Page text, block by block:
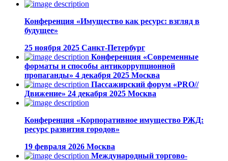
Конференция «Имущество как ресурс: взгляд в
будущее»
25 ноября 2025 Санкт-Петербург
Конференция «Современные
форматы и способы антикоррупционной
пропаганды» 4 декабря 2025 Москва
Пассажирский форум «PRO//
Движение» 24 декабря 2025 Москва
Конференция «Корпоративное имущество РЖД:
ресурс развития городов»
19 февраля 2026 Москва
Международный торгово-